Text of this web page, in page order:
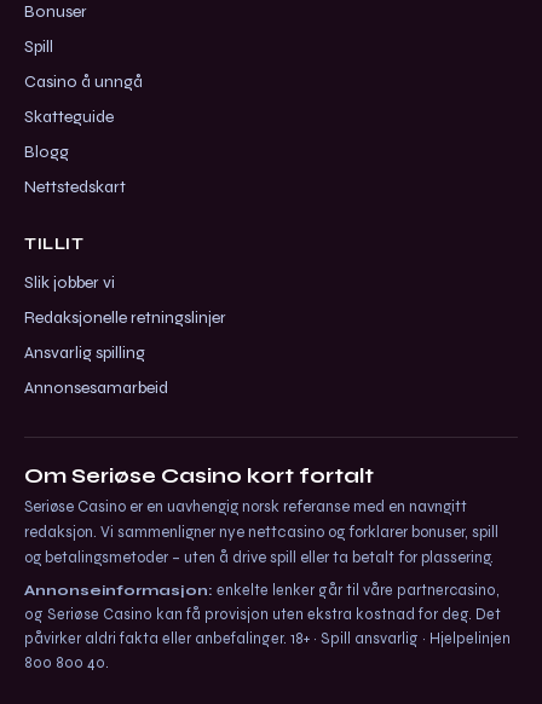
Bonuser
Spill
Casino å unngå
Skatteguide
Blogg
Nettstedskart
TILLIT
Slik jobber vi
Redaksjonelle retningslinjer
Ansvarlig spilling
Annonsesamarbeid
Om Seriøse Casino kort fortalt
Seriøse Casino er en uavhengig norsk referanse med en navngitt
redaksjon. Vi sammenligner nye nettcasino og forklarer bonuser, spill
og betalingsmetoder – uten å drive spill eller ta betalt for plassering.
Annonseinformasjon: enkelte lenker går til våre partnercasino,
og Seriøse Casino kan få provisjon uten ekstra kostnad for deg. Det
påvirker aldri fakta eller anbefalinger. 18+ · Spill ansvarlig · Hjelpelinjen
800 800 40.